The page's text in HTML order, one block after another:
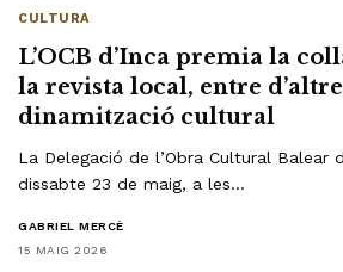
CULTURA
L’OCB d’Inca premia la
la revista local, entre
dinamització cultural
La Delegació de l’Obra Cultural Balear
dissabte 23 de maig, a les…
GABRIEL MERCÈ
15 MAIG 2026